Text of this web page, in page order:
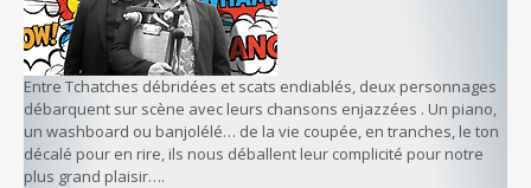
Entre Tchatches débridées et scats endiablés, deux personnages
débarquent sur scène avec leurs chansons enjazzées . Un piano,
un washboard ou banjolélé… de la vie coupée, en tranches, le ton
décalé pour en rire, ils nous déballent leur complicité pour notre
plus grand plaisir….